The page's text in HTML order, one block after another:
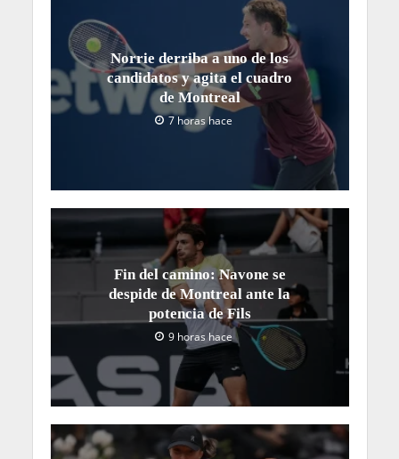
Norrie derriba a uno de los
candidatos y agita el cuadro
de Montreal
7 horas hace
Fin del camino: Navone se
despide de Montreal ante la
potencia de Fils
9 horas hace